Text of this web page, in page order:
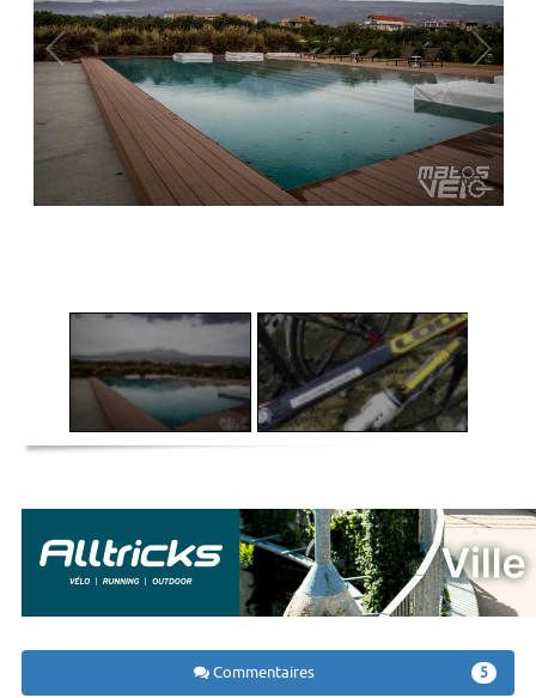
Commentaires 5